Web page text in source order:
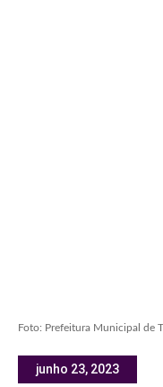
Foto: Prefeitura Municipal de
junho 23, 2023